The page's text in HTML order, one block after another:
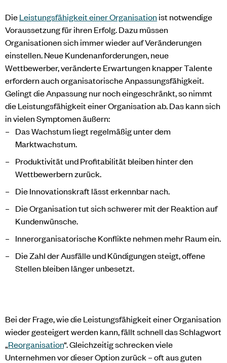
DieLeistungsfähigkeit einer Organisation ist notwendige
Voraussetzung für ihren Erfolg. Dazu müssen
Organisationen sich immer wieder auf Veränderungen
einstellen. Neue Kundenanforderungen, neue
Wettbewerber, veränderte Erwartungen knapper Talente
erfordern auch organisatorische Anpassungsfähigkeit.
Gelingt die Anpassung nur noch eingeschränkt, so nimmt
die Leistungsfähigkeit einer Organisation ab. Das kann sich
in vielen Symptomen äußern:
Das Wachstum liegt regelmäßig unter dem
Marktwachstum.
Produktivität und Profitabilität bleiben hinter den
Wettbewerbern zurück.
Die Innovationskraft lässt erkennbar nach.
Die Organisation tut sich schwerer mit der Reaktion auf
Kundenwünsche.
Innerorganisatorische Konflikte nehmen mehr Raum ein.
Die Zahl der Ausfälle und Kündigungen steigt, offene
Stellen bleiben länger unbesetzt.
Bei der Frage, wie die Leistungsfähigkeit einer Organisation
wieder gesteigert werden kann, fällt schnell das Schlagwort
„Reorganisation“. Gleichzeitig schrecken viele
Unternehmen vor dieser Option zurück – oft aus guten